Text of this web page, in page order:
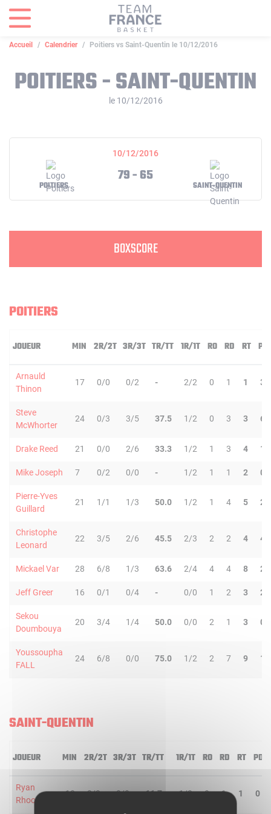
Accueil Calendrier Poitiers vs Saint-Quentin le 10/12/2016
POITIERS - SAINT-QUENTIN
le 10/12/2016
10/12/2016
POITIERS
79 - 65
SAINT-QUENTIN
BOXSCORE
POITIERS
JOUEUR MIN 2R/2T 3R/3T TR/TT 1R/1T RO RD RT PD
Arnauld
Thinon
17 0/0 0/2 - 2/2 0 1 1 3
Steve
McWhorter
24 0/3 3/5 37.5 1/2 0 3 3 6
Drake Reed 21 0/0 2/6 33.3 1/2 1 3 4 1
Mike Joseph 7 0/2 0/0 - 1/2 1 1 2 0
Pierre-Yves
Guillard
21 1/1 1/3 50.0 1/2 1 4 5 2
Christophe
Leonard
22 3/5 2/6 45.5 2/3 2 2 4 4
Mickael Var 28 6/8 1/3 63.6 2/4 4 4 8 2
Jeff Greer 16 0/1 0/4 - 0/0 1 2 3 2
Sekou
Doumbouya
20 3/4 1/4 50.0 0/0 2 1 3 0
Youssoupha
FALL
24 6/8 0/0 75.0 1/2 2 7 9 1
SAINT-QUENTIN
JOUEUR MIN 2R/2T 3R/3T TR/TT 1R/1T RO RD RT PD
Ryan
Rhoomes
18 2/3 0/0 66.7 1/2 0 1 1 0
Panneau de gestion des cookies